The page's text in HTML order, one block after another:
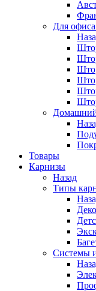
Для
Домашний
Товары
Карнизы
Назад
Типы
Системы